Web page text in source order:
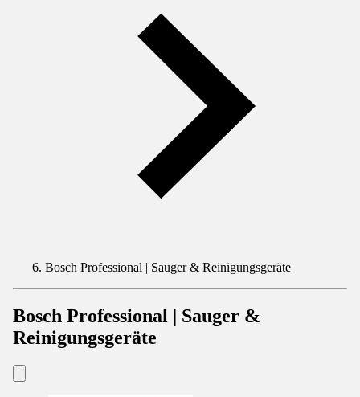
Bosch Professional | Sauger & Reinigungsgeräte
Bosch Professional | Sauger &
Reinigungsgeräte